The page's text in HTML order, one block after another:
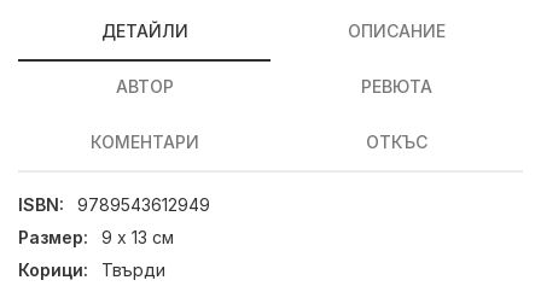
ДЕТАЙЛИ ОПИСАНИЕ
АВТОР РЕВЮТА
КОМЕНТАРИ ОТКЪС
ISBN:
9789543612949
Размер:
9 х 13 см
Корици:
Твърди